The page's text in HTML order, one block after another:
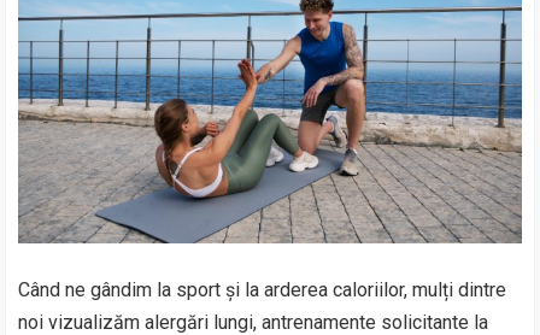
Când ne gândim la sport și la arderea caloriilor, mulți dintre
noi vizualizăm alergări lungi, antrenamente solicitante la